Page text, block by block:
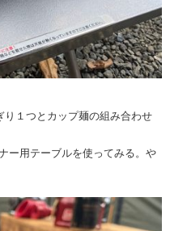
１つとカップ麺の組み合わせ
ー用テーブルを使ってみる。や